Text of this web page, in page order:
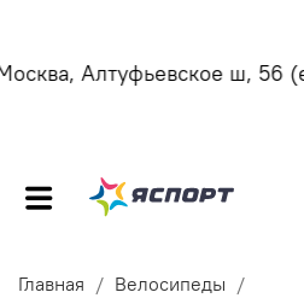
Алтуфьевское ш, 56
Главная
Велосипеды